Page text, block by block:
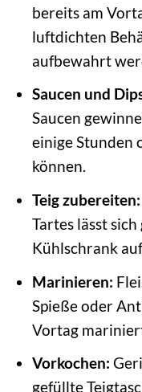
bereits am
luftdichten
aufbewahrt
Saucen und
Saucen
einige Stunden
können.
Teig zubereiten:
Tartes lässt
Kühlschrank
Marinieren:
Spieße oder
Vortag
Vorkochen:
gefüllte